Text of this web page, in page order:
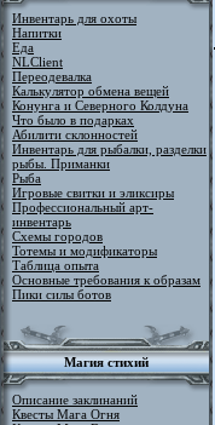
Инвентарь для охоты
Напитки
Еда
NLClient
Переодевалка
Калькулятор обмена вещей
Конунга и Северного Колдуна
Что было в подарках
Абилити склонностей
Инвентарь для рыбалки, разделки
рыбы. Приманки
Рыба
Игровые свитки и эликсиры
Профессиональный арт-
инвентарь
Схемы городов
Тотемы и модификаторы
Таблица опыта
Основные требования к образам
Пики силы ботов
Магия стихий
Описание заклинаний
Квесты Мага Огня